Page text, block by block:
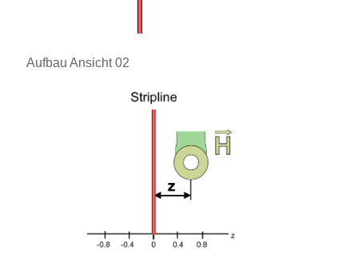
Aufbau Ansicht 02